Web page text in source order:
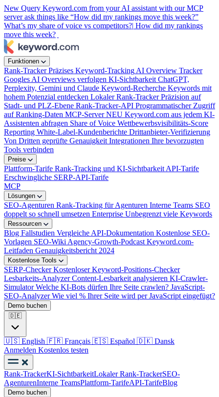
New Query Keyword.com from your AI assistant with our MCP
server ask things like “How did my rankings move this week?”
What’s my share of voice vs competitors?| How did my rankings
move this week?
Funktionen
Rank-TrackerPräzises Keyword-Tracking AI Overview Tracker
Googles AI Overviews verfolgen KI-Sichtbarkeit ChatGPT,
Perplexity, Gemini und Claude Keyword-Recherche Keywords mit
hohem Potenzial entdecken Lokaler Rank-TrackerPräzision auf
Stadt- und PLZ-Ebene Rank-Tracker-API Programmatischer Zugriff
auf Ranking-Daten MCP-ServerNEU Keyword.com aus jedem KI-
Assistenten abfragen Share of Voice Wettbewerbsvisibilitäts-Score
Reporting White-Label-Kundenberichte Drittanbieter-Verifizierung
Von Dritten geprüfte Genauigkeit Integrationen Ihre bevorzugten
Tools verbinden
Preise
Plattform-Tarife Rank-Tracking und KI-Sichtbarkeit API-Tarife
Erschwingliche SERP-API-Tarife
MCP
Lösungen
SEO-Agenturen Rank-Tracking für Agenturen Interne Teams SEO
doppelt so schnell umsetzen Enterprise Unbegrenzt viele Keywords
Ressourcen
Blog Fallstudien Vergleiche API-Dokumentation Kostenlose SEO-
Vorlagen SEO-Wiki Agency-Growth-Podcast Keyword.com-
Leitfaden Genauigkeitsbericht 2024
Kostenlose Tools
SERP-CheckerKostenloser Keyword-Positions-Checker
Lesbarkeits-AnalyzerContent-Lesbarkeit analysieren KI-Crawler-
SimulatorWelche KI-Bots dürfen Ihre Seite crawlen? JavaScript-
SEO-AnalyzerWie viel % Ihrer Seite wird per JavaScript eingefügt?
Demo buchen
🇩🇪
🇺🇸 English 🇫🇷 Français 🇪🇸 Español 🇩🇰 Dansk
Anmelden Kostenlos testen
Rank-TrackerKI-SichtbarkeitLokaler Rank-TrackerSEO-
AgenturenInterne TeamsPlattform-TarifeAPI-TarifeBlog
Demo buchen